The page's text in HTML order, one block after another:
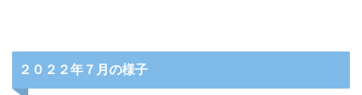
２０２２年７月の様子